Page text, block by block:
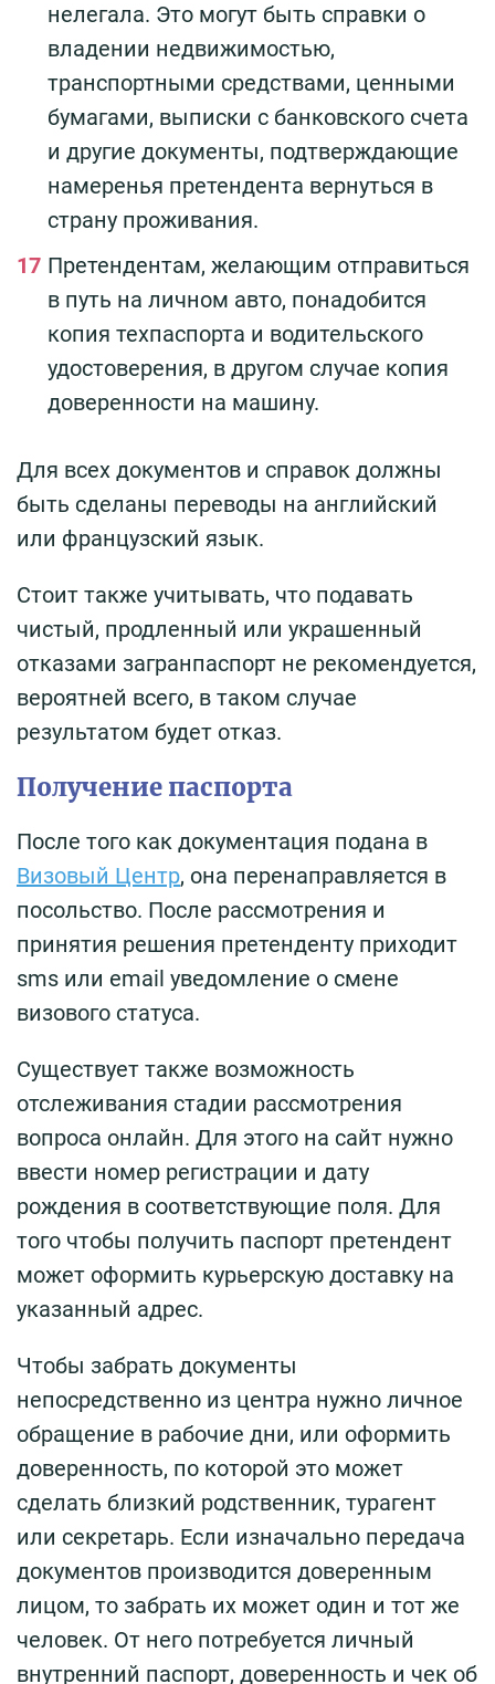
нелегала. Это могут быть справки о
владении недвижимостью,
транспортными средствами, ценными
бумагами, выписки с банковского счета
и другие документы, подтверждающие
намеренья претендента вернуться в
страну проживания.
Претендентам, желающим отправиться
в путь на личном авто, понадобится
копия техпаспорта и водительского
удостоверения, в другом случае копия
доверенности на машину.
Для всех документов и справок должны
быть сделаны переводы на английский
или французский язык.
Стоит также учитывать, что подавать
чистый, продленный или украшенный
отказами загранпаспорт не рекомендуется,
вероятней всего, в таком случае
результатом будет отказ.
Получение паспорта
После того как документация подана в
Визовый Центр, она перенаправляется в
посольство. После рассмотрения и
принятия решения претенденту приходит
sms или email уведомление о смене
визового статуса.
Существует также возможность
отслеживания стадии рассмотрения
вопроса онлайн. Для этого на сайт нужно
ввести номер регистрации и дату
рождения в соответствующие поля. Для
того чтобы получить паспорт претендент
может оформить курьерскую доставку на
указанный адрес.
Чтобы забрать документы
непосредственно из центра нужно личное
обращение в рабочие дни, или оформить
доверенность, по которой это может
сделать близкий родственник, турагент
или секретарь. Если изначально передача
документов производится доверенным
лицом, то забрать их может один и тот же
человек. От него потребуется личный
внутренний паспорт, доверенность и чек об